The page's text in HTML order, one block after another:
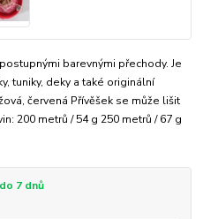
barevnými přechody. Je
tuniky, deky a také originální
červená Přívěšek se může lišit
200 metrů / 54 g 250 metrů / 67 g
7 dnů